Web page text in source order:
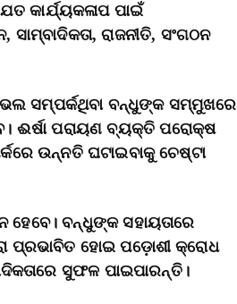
କାର୍ଯ୍ୟକଳାପ ପାଇଁ
ରାଜନୀତି, ସଂଗଠନ
ସମ୍ପର୍କଥିବା ବନ୍ଧୁଙ୍କ ସମ୍ମୁଖରେ
ଈର୍ଷା ପରାୟଣ ବ୍ୟକ୍ତି ପରୋକ୍ଷ
ଉନ୍ନତି ଘଟାଇବାକୁ ଚେଷ୍ଟା
ବନ୍ଧୁଙ୍କ ସହାୟତାରେ
ପ୍ରଭାବିତ ହୋଇ ପଡ଼ୋଶୀ କ୍ରୋଧ
ସୁଫଳ ପାଇପାରନ୍ତି।